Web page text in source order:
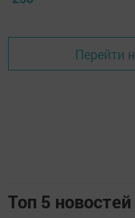
Перейти
Топ 5 новостей